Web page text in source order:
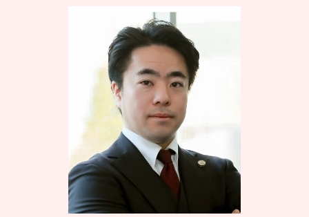
歯科 麻酔 アナフィラキシーショック
医療訴訟 協力医
看護師 医療事故
無痛分娩 後遺症
医療裁判 弁護士
胃粘膜下腫瘍 誤診
医療過誤 説明義務違反
麻酔 後遺症
事故 病院